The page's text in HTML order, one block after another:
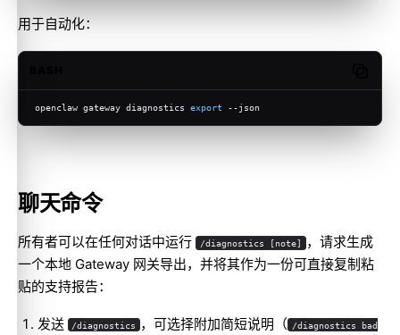
用于自动化：
openclaw gateway diagnostics export --json
聊天命令
所有者可以在任何对话中运行 /diagnostics [note] ，请求生成
一个本地 Gateway 网关导出，并将其作为一份可直接复制粘
贴的支持报告：
发送 /diagnostics ，可选择附加简短说明（ /diagnostics bad